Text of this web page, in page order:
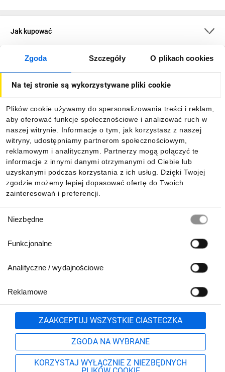
Zgoda Szczegóły O plikach cookies
Na tej stronie są wykorzystywane pliki cookie
Plików cookie używamy do spersonalizowania treści i reklam,
aby oferować funkcje społecznościowe i analizować ruch w
naszej witrynie. Informacje o tym, jak korzystasz z naszej
witryny, udostępniamy partnerom społecznościowym,
reklamowym i analitycznym. Partnerzy mogą połączyć te
informacje z innymi danymi otrzymanymi od Ciebie lub
uzyskanymi podczas korzystania z ich usług. Dzięki Twojej
zgodzie możemy lepiej dopasować ofertę do Twoich
zainteresowań i preferencji.
zgody
Niezbędne
Funkcjonalne
Analityczne / wydajnościowe
Reklamowe
ZAAKCEPTUJ WSZYSTKIE CIASTECZKA
ZGODA NA WYBRANE
KORZYSTAJ WYŁĄCZNIE Z NIEZBĘDNYCH
Jak kupować
O firmie
Informacje
Pobierz naszą aplikację mobilną:
801 500 700 lub
71 37 61 600
Formularz kontaktowy